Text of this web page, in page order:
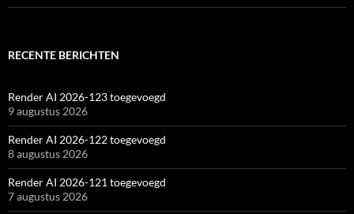
RECENTE BERICHTEN
Render AI 2026-123 toegevoegd
9 augustus 2026
Render AI 2026-122 toegevoegd
8 augustus 2026
Render AI 2026-121 toegevoegd
7 augustus 2026